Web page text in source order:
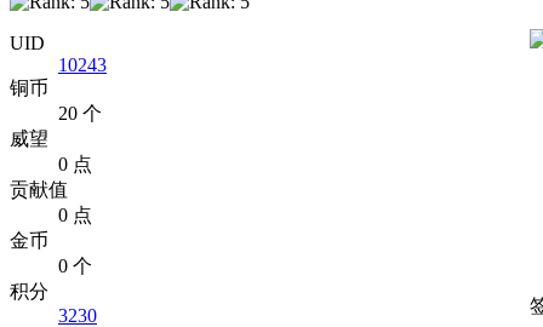
UID
10243
铜币
20 个
威望
0 点
贡献值
0 点
金币
0 个
积分
3230